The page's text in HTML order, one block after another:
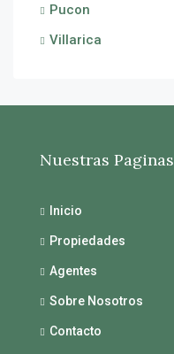
Pucon
Villarica
Nuestras Paginas
Inicio
Propiedades
Agentes
Sobre Nosotros
Contacto